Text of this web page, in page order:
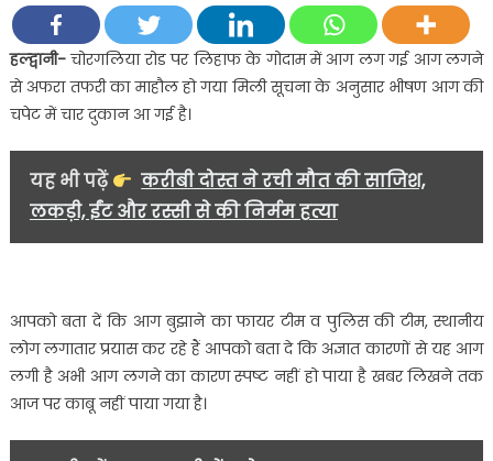
रोड
पर
लिहाफ
गद्दे
में
लगी
आग,
तफरी……
हल्द्वानी-चोरगलिया रोड पर लिहाफ के गोदाम में आग लग गई आग लगने
से अफरा तफरी का माहौल हो गया मिली सूचना के अनुसार भीषण आग की
चपेट में चार दुकान आ गई है।
यह भी पढ़ें
करीबी दोस्त ने रची मौत की साजिश,
लकड़ी, ईंट और रस्सी से की निर्मम हत्या
आपको बता दें कि आग बुझाने का फायर टीम व पुलिस की टीम, स्थानीय
लोग लगातार प्रयास कर रहे हैं आपको बता दे कि अज्ञात कारणों से यह आग
लगी है अभी आग लगने का कारण स्पष्ट नहीं हो पाया है खबर लिखने तक
आज पर काबू नहीं पाया गया है।